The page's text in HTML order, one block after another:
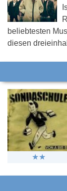
beliebtesten
diesen